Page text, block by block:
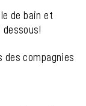
de bain et
compagnies